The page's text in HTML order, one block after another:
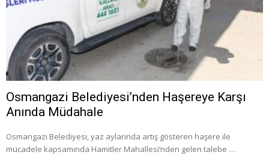
Osmangazi Belediyesi’nden Haşereye Karşı
Anında Müdahale
Osmangazi Belediyesi, yaz aylarında artış gösteren haşere ile
mücadele kapsamında Hamitler Mahallesi’nden gelen talebe …